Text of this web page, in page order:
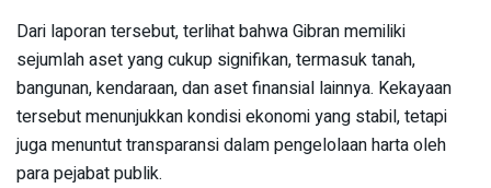
Dari laporan tersebut, terlihat bahwa Gibran memiliki
sejumlah aset yang cukup signifikan, termasuk tanah,
bangunan, kendaraan, dan aset finansial lainnya. Kekayaan
tersebut menunjukkan kondisi ekonomi yang stabil, tetapi
juga menuntut transparansi dalam pengelolaan harta oleh
para pejabat publik.